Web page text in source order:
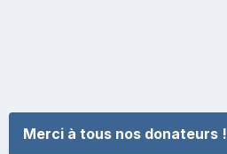
Merci à tous nos donateurs !